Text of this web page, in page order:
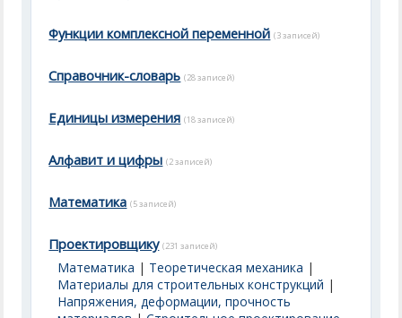
Функции комплексной переменной (3 записей)
Справочник-словарь (28 записей)
Единицы измерения (18 записей)
Алфавит и цифры (2 записей)
Математика (5 записей)
Проектировщику (231 записей)
Математика | Теоретическая механика |
Материалы для строительных конструкций |
Напряжения, деформации, прочность